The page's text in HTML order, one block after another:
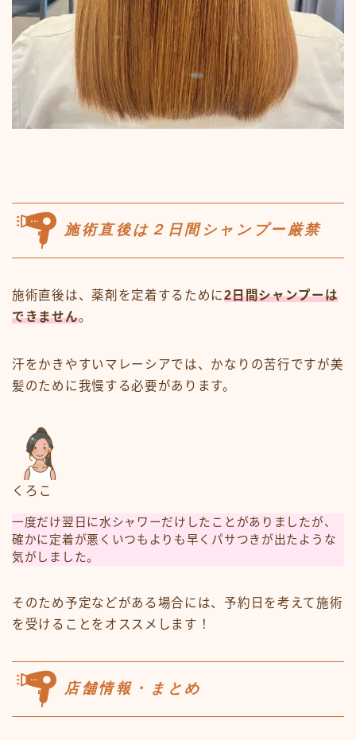
施術直後は２日間シャンプー厳禁
施術直後は、薬剤を定着するために2日間シャンプーは
できません。
汗をかきやすいマレーシアでは、かなりの苦行ですが美
髪のために我慢する必要があります。
くろこ
一度だけ翌日に水シャワーだけしたことがありましたが、
確かに定着が悪くいつもよりも早くパサつきが出たような
気がしました。
そのため予定などがある場合には、予約日を考えて施術
を受けることをオススメします！
店舗情報・まとめ